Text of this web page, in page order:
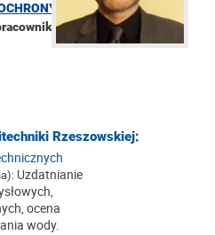
WÓD
Rzeszowskiej:
Uzdatnianie
ocena
wody.